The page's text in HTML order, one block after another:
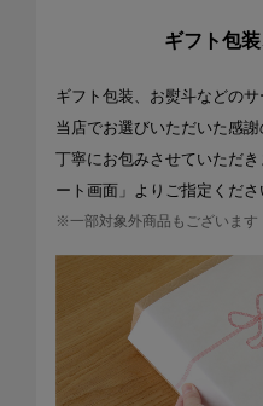
ギフト包装
ギフト包装、お熨斗などの
当店でお選びいただいた感
丁寧にお包みさせていただ
ート画面」よりご指定くださ
※一部対象外商品もございます